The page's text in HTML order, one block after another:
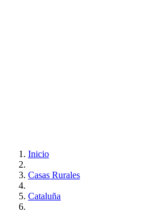
Inicio
Casas Rurales
Cataluña